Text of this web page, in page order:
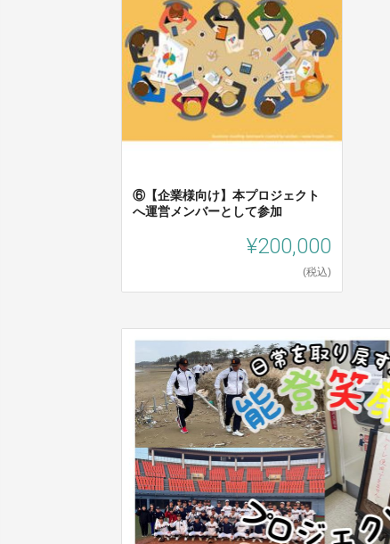
⑥【企業様向け】本プロジェクト
へ運営メンバーとして参加
¥200,000
(税込)